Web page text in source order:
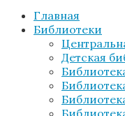
Главная
Библиотеки
Детская